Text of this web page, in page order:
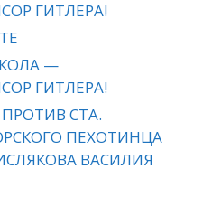
ГИТЛЕРА!
—
ГИТЛЕРА!
СТА.
ПЕХОТИНЦА
ВАСИЛИЯ